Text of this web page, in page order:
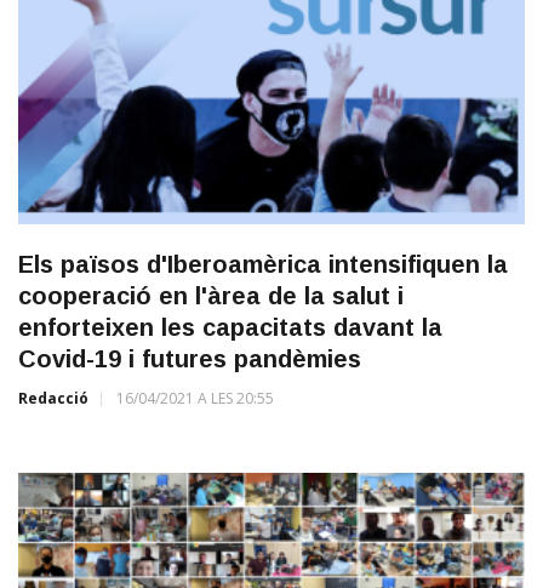
Els països d'Iberoamèrica intensifiquen la
cooperació en l'àrea de la salut i
enforteixen les capacitats davant la
Covid-19 i futures pandèmies
Redacció 16/04/2021 A LES 20:55